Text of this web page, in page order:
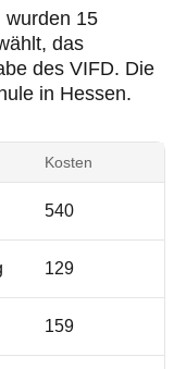
wurden 15
das
des VIFD. Die
in Hessen.
Kosten
540
129
159